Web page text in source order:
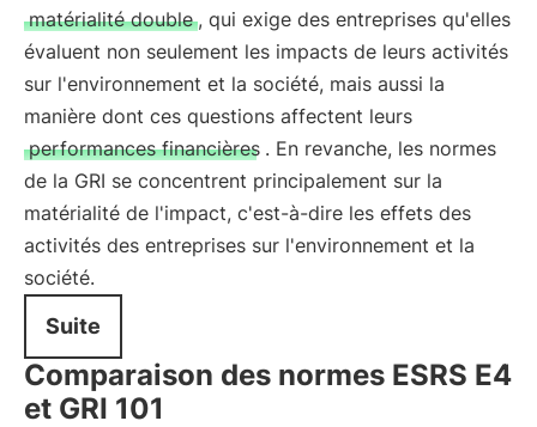
matérialité double , qui exige des entreprises qu'elles
évaluent non seulement les impacts de leurs activités
sur l'environnement et la société, mais aussi la
manière dont ces questions affectent leurs
performances financières . En revanche, les normes
de la GRI se concentrent principalement sur la
matérialité de l'impact, c'est-à-dire les effets des
activités des entreprises sur l'environnement et la
société.
Suite
Comparaison des normes ESRS E4
et GRI 101